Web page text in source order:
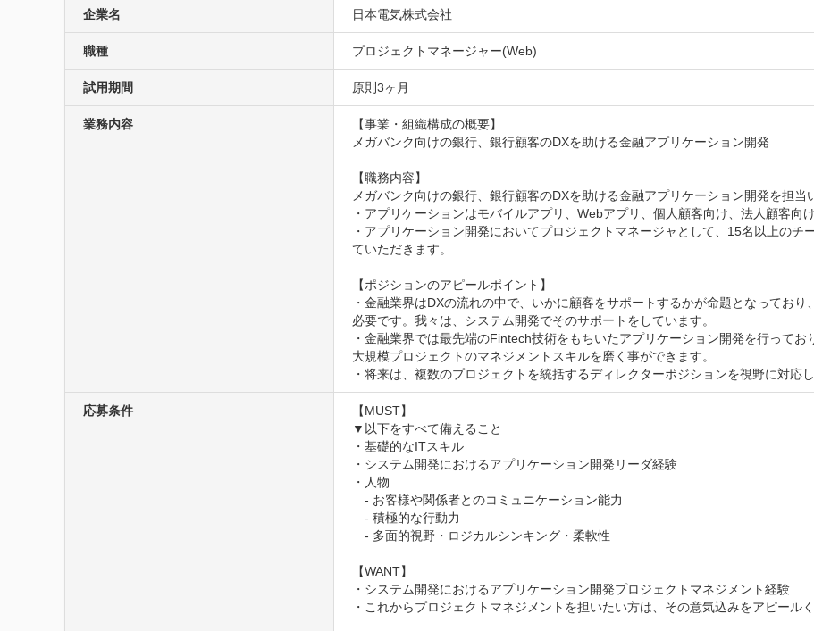
企業名 日本電気株式会社
職種 プロジェクトマネージャー(Web)
試用期間 原則3ヶ月
業務内容
【事業・組織構成の概要】
メガバンク向けの銀行、銀行顧客のDXを助ける金融アプリケーション開発
【職務内容】
メガバンク向けの銀行、銀行顧客のDXを助ける金融アプリケーション開発を担当
・アプリケーションはモバイルアプリ、Webアプリ、個人顧客向け、法人顧客向
・アプリケーション開発においてプロジェクトマネージャとして、15名以上の
ていただきます。
【ポジションのアピールポイント】
・金融業界はDXの流れの中で、いかに顧客をサポートするかが命題となってお
必要です。我々は、システム開発でそのサポートをしています。
・金融業界では最先端のFintech技術をもちいたアプリケーション開発を行って
大規模プロジェクトのマネジメントスキルを磨く事ができます。
・将来は、複数のプロジェクトを統括するディレクターポジションを視野に対応
応募条件
【MUST】
▼以下をすべて備えること
・基礎的なITスキル
・システム開発におけるアプリケーション開発リーダ経験
・人物
- お客様や関係者とのコミュニケーション能力
- 積極的な行動力
- 多面的視野・ロジカルシンキング・柔軟性
【WANT】
・システム開発におけるアプリケーション開発プロジェクトマネジメント経験
・これからプロジェクトマネジメントを担いたい方は、その意気込みをアピールく